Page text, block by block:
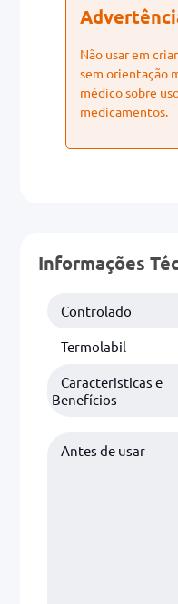
Não usar em
sem orientação
médico sobre
medicamentos.
Informações
Controlado
Termolabil
Caracteristicas e
Benefícios
Antes de usar